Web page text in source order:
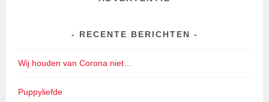
RECENTE BERICHTEN
Wij houden van Corona niet…
Puppyliefde